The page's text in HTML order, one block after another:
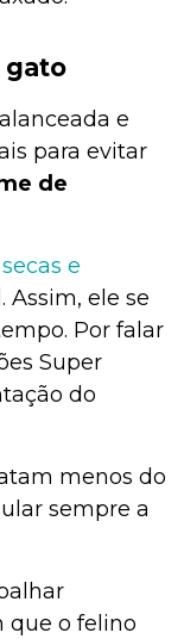
gato
e
para evitar
de
e
Assim, ele se
Por falar
Super
do
menos do
sempre a
que o felino